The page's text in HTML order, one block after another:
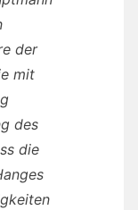
der
mit
des
die